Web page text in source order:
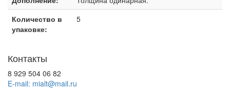
Количество в
упаковке:
5
Контакты
8 929 504 06 82
E-mail: mialt@mail.ru